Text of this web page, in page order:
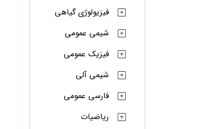
فیزیولوژی گیاهی
شیمی عمومی
فیزیک عمومی
شیمی آلی
فارسی عمومی
ریاضیات